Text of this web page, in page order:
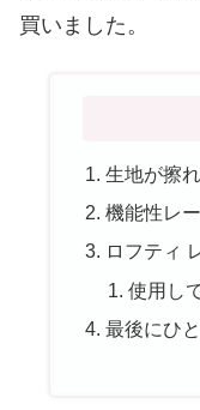
買いました。
生地が擦
機能性レ
ロフティ
使用し
最後にひ